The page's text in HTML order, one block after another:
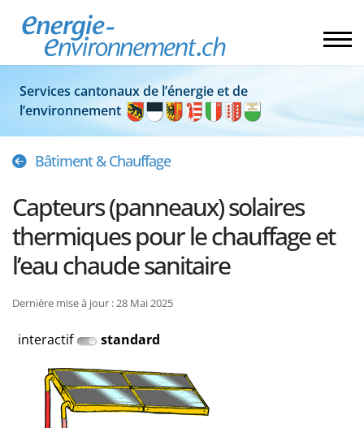
Services cantonaux de l’énergie et de
l’environnement
Bâtiment & Chauffage
Capteurs (panneaux) solaires
thermiques pour le chauffage et
l’eau chaude sanitaire
Dernière mise à jour : 28 Mai 2025
interactif standard